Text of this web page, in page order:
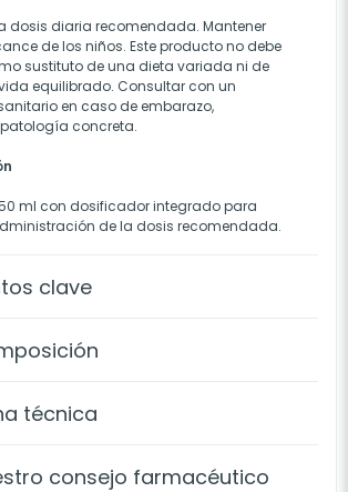
dosis diaria recomendada. Mantener
de los niños. Este producto no debe
sustituto de una dieta variada ni de
equilibrado. Consultar con un
en caso de embarazo,
concreta.
ml con dosificador integrado para
de la dosis recomendada.
clave
técnica
consejo farmacéutico